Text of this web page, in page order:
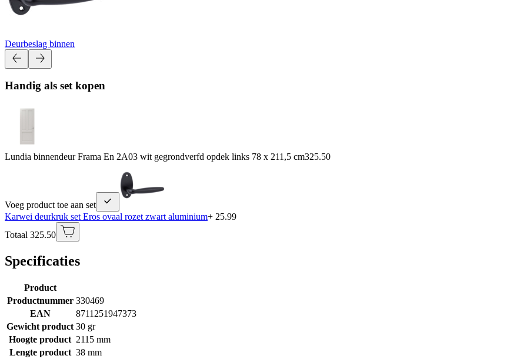
Deurbeslag binnen
Handig als set kopen
Lundia binnendeur Frama En 2A03 wit gegrondverfd opdek links 78 x 211,5 cm325.50
Voeg product toe aan set
Karwei deurkruk set Eros ovaal rozet zwart aluminium+ 25.99
Totaal 325.50
Specificaties
Product
Productnummer 330469
EAN
8711251947373
Gewicht product 30 gr
Hoogte product 2115 mm
Lengte product 38 mm